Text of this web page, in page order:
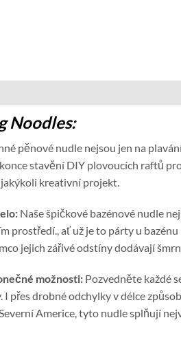
Noodles:
pěnové nudle nejsou jen na
stavění DIY plovoucích raftů
jakýkoli kreativní projekt.
Naše špičkové bazénové nudle
prostředí., ať už je to párty u
jejich zářivé odstíny dodávají
možnosti: Pozvedněte každé
I přes drobné odchylky v délce
Americe, tyto nudle splňují